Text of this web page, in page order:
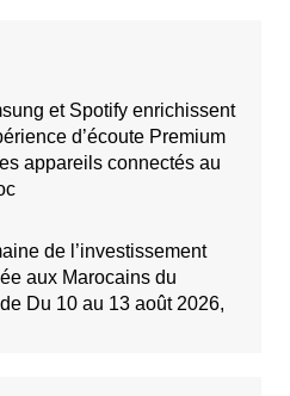
et Spotify enrichissent
d’écoute Premium
appareils connectés au
de l’investissement
aux Marocains du
Du 10 au 13 août 2026,